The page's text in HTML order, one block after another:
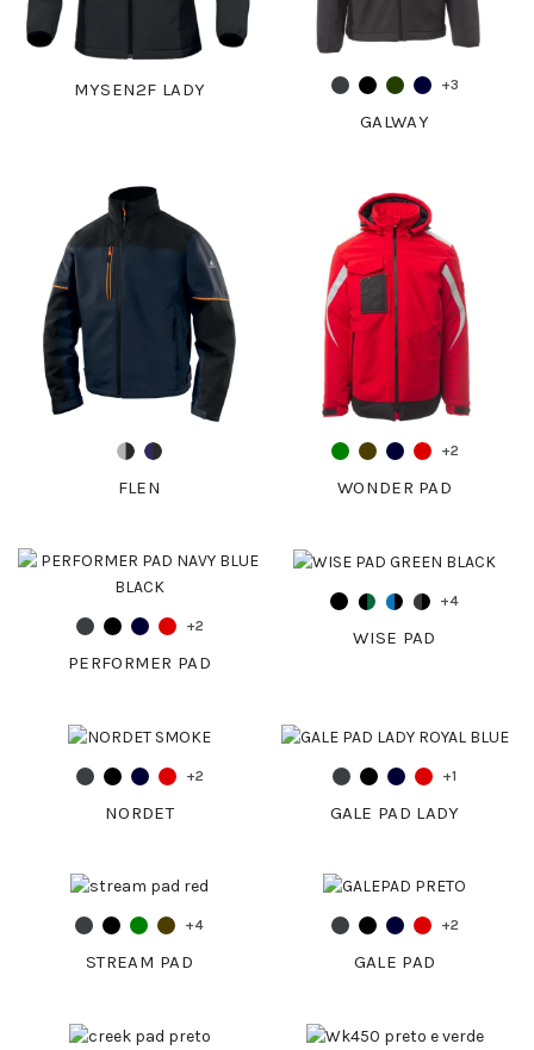
MYSEN2F LADY +3
GALWAY
FLEN
+2
WONDER PAD
+2
PERFORMER PAD
+4
WISE PAD
+2
NORDET
+1
GALE PAD LADY
+4
STREAM PAD
+2
GALE PAD